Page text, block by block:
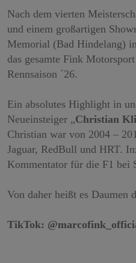
Nach dem vierten
und einem großartigen
Memorial (Bad Hindelang)
das gesamte Fink
Rennsaison ´26.
Ein absolutes Highlight in
Neueinsteiger „Christian
Christian war von 2004 –
Jaguar, RedBull und HRT.
Kommentator für die F1 bei
Von daher heißt es Daumen
TikTok: